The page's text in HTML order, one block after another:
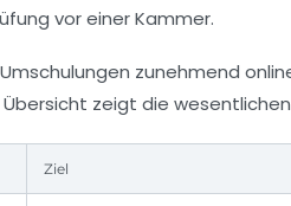
vor einer Kammer.
zunehmend
zeigt die
Ziel